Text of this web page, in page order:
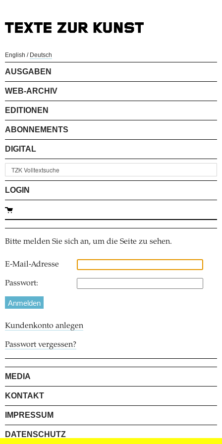
English / Deutsch
AUSGABEN
WEB-ARCHIV
EDITIONEN
ABONNEMENTS
DIGITAL
LOGIN
Bitte melden Sie sich an, um die Seite zu sehen.
E-Mail-Adresse
Passwort:
Kundenkonto anlegen
Passwort vergessen?
MEDIA
KONTAKT
IMPRESSUM
DATENSCHUTZ